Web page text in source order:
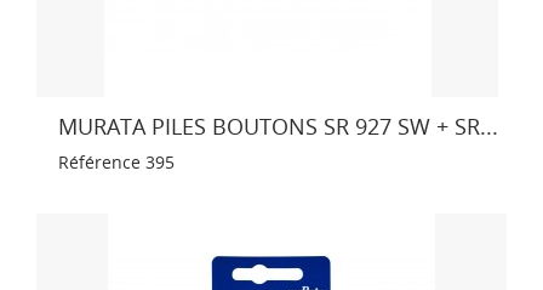
MURATA PILES BOUTONS SR 927 SW + SR...
Référence 395